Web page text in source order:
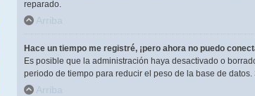
reparado.
Arriba
Hace un tiempo me registré, ¡pero ahora no puedo
Es posible que la administración haya desactivado o
periodo de tiempo para reducir el peso de la base de
Arriba